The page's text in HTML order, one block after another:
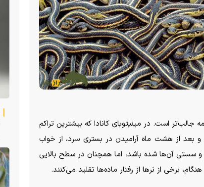
است. در مینیتوبای کانادا که بیشترین تراکم
بعد از هشت ماه آرامیدن در بستری سرد، از خواب
سستی آن‌ها شده باشد، اما همچنان در سطح بالایی
برخی از نر‌ها از رفتار ماده‌ها تقلید می‌کنند.